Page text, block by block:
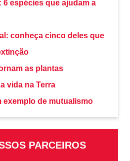
6 espécies que ajudam a
conheça cinco deles que
as plantas
vida na Terra
exemplo de mutualismo
PARCEIROS